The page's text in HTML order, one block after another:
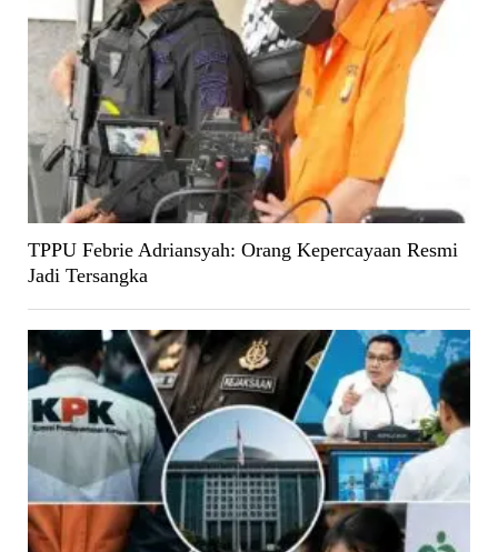
TPPU Febrie Adriansyah: Orang Kepercayaan Resmi
Jadi Tersangka